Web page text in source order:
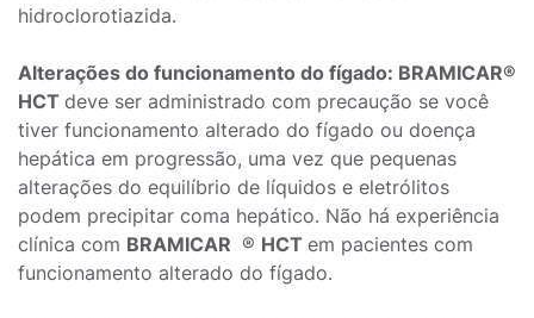
hidroclorotiazida.
Alterações do funcionamento do fígado: BRAMICAR®
HCT deve ser administrado com precaução se você
tiver funcionamento alterado do fígado ou doença
hepática em progressão, uma vez que pequenas
alterações do equilíbrio de líquidos e eletrólitos
podem precipitar coma hepático. Não há experiência
clínica com BRAMICAR ® HCT em pacientes com
funcionamento alterado do fígado.